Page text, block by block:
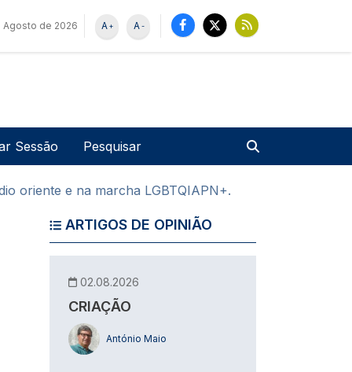
de 2026 -
A
+
A
de utilizador
Sessão
oriente e na marcha LGBTQIAPN+.
ARTIGOS DE OPINIÃO
02.08.2026
CRIAÇÃO
António Maio